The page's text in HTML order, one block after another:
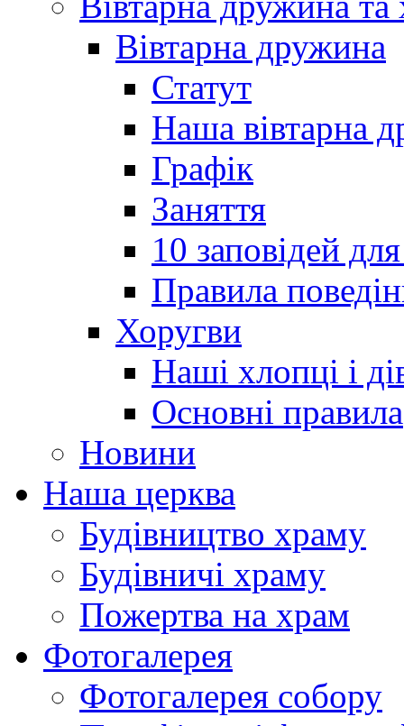
Вівтарна дружина
Статут
Наша вівтарна
Графік
Заняття
10 заповідей
Правила
Хоругви
Наші хлопці і
Основні правила
Новини
Наша церква
Будівництво храму
Будівничі храму
Пожертва на храм
Фотогалерея
Фотогалерея собору